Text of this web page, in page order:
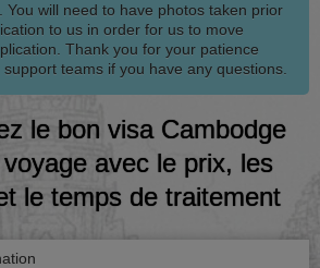
You will need to have photos taken prior
to us in order for us to move
Thank you for your patience
teams if you have any questions.
le bon visa Cambodge
avec le prix, les
le temps de traitement